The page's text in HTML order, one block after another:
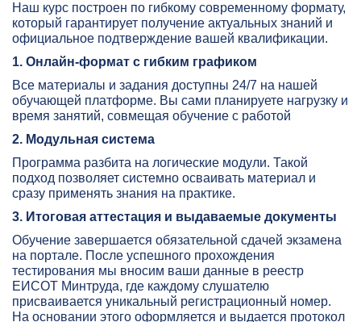
Наш курс построен по гибкому современному формату,
который гарантирует получение актуальных знаний и
официальное подтверждение вашей квалификации.
1. Онлайн-формат с гибким графиком
Все материалы и задания доступны 24/7 на нашей
обучающей платформе. Вы сами планируете нагрузку и
время занятий, совмещая обучение с работой
2. Модульная система
Программа разбита на логические модули. Такой
подход позволяет системно осваивать материал и
сразу применять знания на практике.
3. Итоговая аттестация и выдаваемые документы
Обучение завершается обязательной сдачей экзамена
на портале. После успешного прохождения
тестирования мы вносим ваши данные в реестр
ЕИСОТ Минтруда, где каждому слушателю
присваивается уникальный регистрационный номер.
На основании этого оформляется и выдается протокол